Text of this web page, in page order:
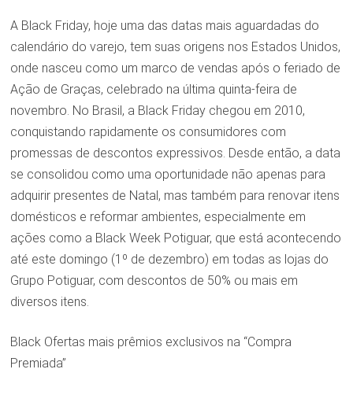
A Black Friday, hoje uma das datas mais aguardadas do
calendário do varejo, tem suas origens nos Estados Unidos,
onde nasceu como um marco de vendas após o feriado de
Ação de Graças, celebrado na última quinta-feira de
novembro. No Brasil, a Black Friday chegou em 2010,
conquistando rapidamente os consumidores com
promessas de descontos expressivos. Desde então, a data
se consolidou como uma oportunidade não apenas para
adquirir presentes de Natal, mas também para renovar itens
domésticos e reformar ambientes, especialmente em
ações como a Black Week Potiguar, que está acontecendo
até este domingo (1º de dezembro) em todas as lojas do
Grupo Potiguar, com descontos de 50% ou mais em
diversos itens.
Black Ofertas mais prêmios exclusivos na “Compra
Premiada”